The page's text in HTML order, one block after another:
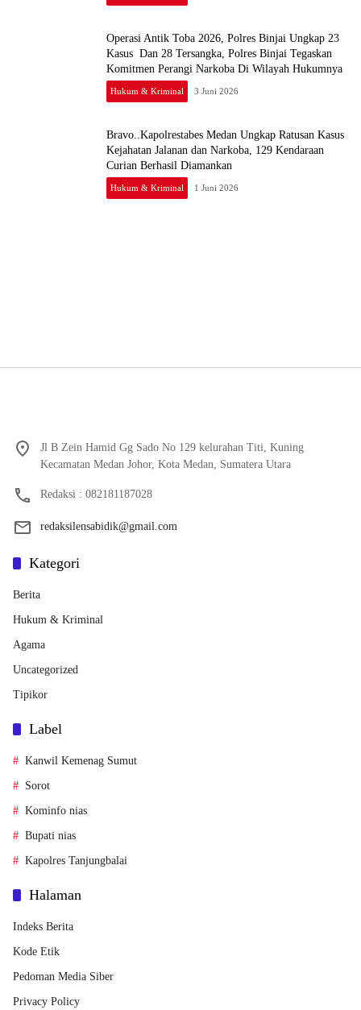
Operasi Antik Toba 2026, Polres Binjai Ungkap 23
Kasus Dan 28 Tersangka, Polres Binjai Tegaskan
Komitmen Perangi Narkoba Di Wilayah Hukumnya
Hukum & Kriminal 3 Juni 2026
Bravo..Kapolrestabes Medan Ungkap Ratusan Kasus
Kejahatan Jalanan dan Narkoba, 129 Kendaraan
Curian Berhasil Diamankan
Hukum & Kriminal 1 Juni 2026
Jl B Zein Hamid Gg Sado No 129 kelurahan Titi, Kuning
Kecamatan Medan Johor, Kota Medan, Sumatera Utara
Redaksi : 082181187028
redaksilensabidik@gmail.com
Kategori
Berita
Hukum & Kriminal
Agama
Uncategorized
Tipikor
Label
Kanwil Kemenag Sumut
Sorot
Kominfo nias
Bupati nias
Kapolres Tanjungbalai
Halaman
Indeks Berita
Kode Etik
Pedoman Media Siber
Privacy Policy